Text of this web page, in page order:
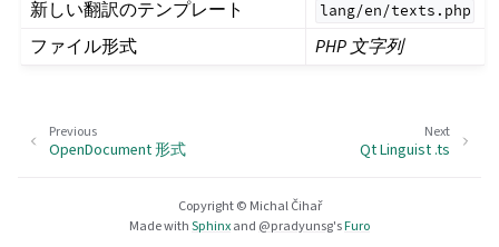
新しい翻訳のテンプレート lang/en/texts.php
ファイル形式 PHP 文字列
Next
Qt Linguist .ts
Previous
OpenDocument 形式
Copyright © Michal Čihař
Made withSphinxand @pradyunsg'sFuro